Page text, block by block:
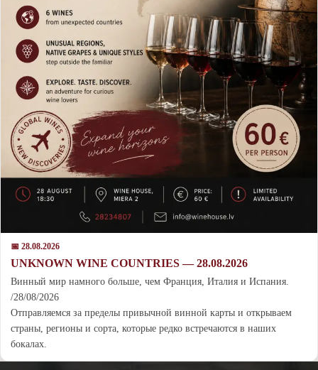
📅 28.08.2026
UNKNOWN WINE COUNTRIES — 28.08.2026
Винный мир намного больше, чем Франция, Италия и Испания.
/28/08/2026
Отправляемся за пределы привычной винной карты и открываем
страны, регионы и сорта, которые редко встречаются в наших
бокалах.